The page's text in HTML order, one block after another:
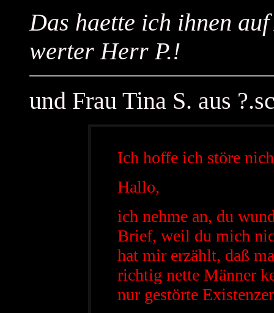
Das haette ich ihnen
werter Herr P.!
und Frau Tina S. aus
Ich hoffe ich störe
Hallo,
ich nehme an, du
Brief, weil du mich
hat mir erzählt, daß
richtig nette Männer
nur gestörte